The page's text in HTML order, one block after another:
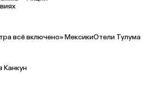
всё включено» МексикиОтели Тулума
Канкун